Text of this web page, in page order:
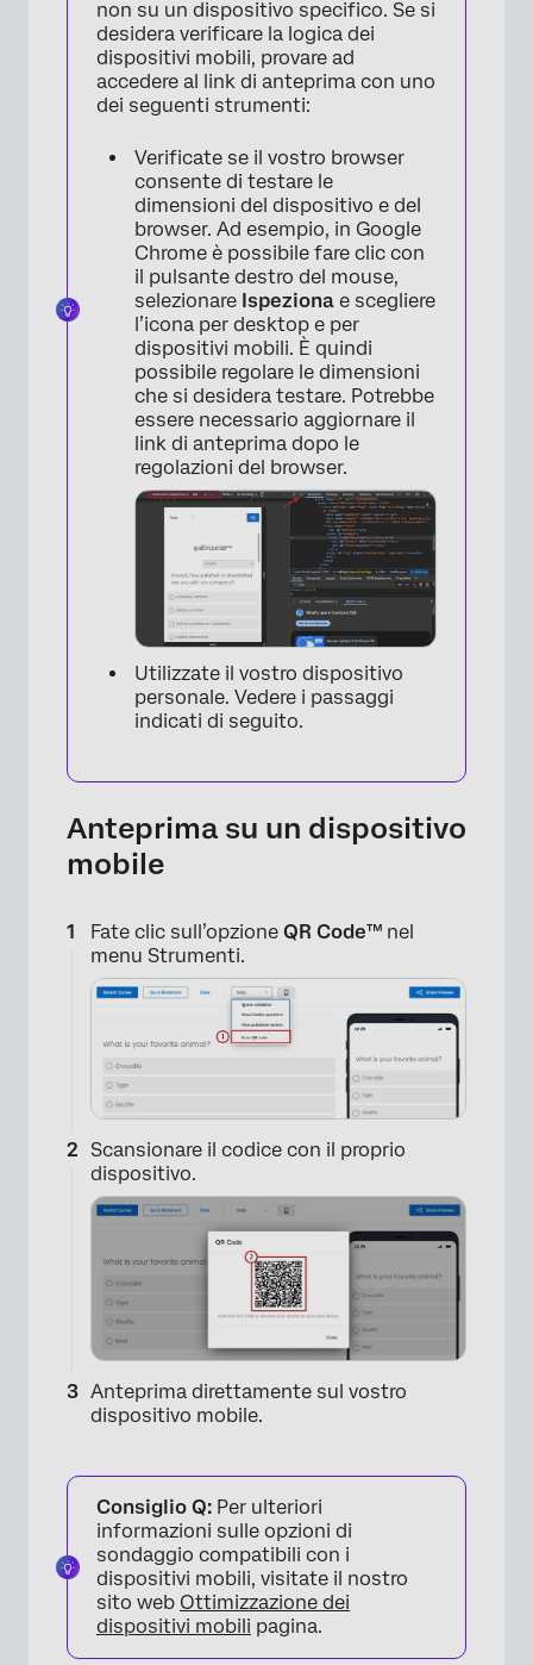
non su un dispositivo specifico. Se si
desidera verificare la logica dei
dispositivi mobili, provare ad
accedere al link di anteprima con uno
dei seguenti strumenti:
Verificate se il vostro browser
consente di testare le
dimensioni del dispositivo e del
browser. Ad esempio, in Google
Chrome è possibile fare clic con
il pulsante destro del mouse,
selezionare Ispeziona e scegliere
l’icona per desktop e per
dispositivi mobili. È quindi
possibile regolare le dimensioni
che si desidera testare. Potrebbe
essere necessario aggiornare il
link di anteprima dopo le
regolazioni del browser.
Utilizzate il vostro dispositivo
personale. Vedere i passaggi
indicati di seguito.
Anteprima su un dispositivo
mobile
Fate clic sull’opzione QR Code™ nel
menu Strumenti.
Scansionare il codice con il proprio
dispositivo.
Anteprima direttamente sul vostro
dispositivo mobile.
Consiglio Q: Per ulteriori
informazioni sulle opzioni di
sondaggio compatibili con i
dispositivi mobili, visitate il nostro
sito web Ottimizzazione dei
dispositivi mobili pagina.